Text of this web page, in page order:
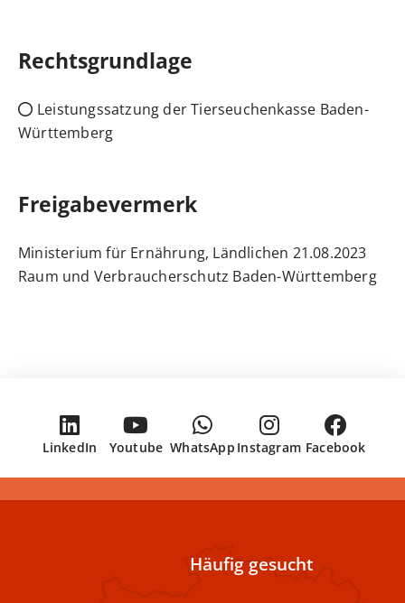
Rechtsgrundlage
Leistungssatzung der Tierseuchenkasse Baden-
Württemberg
Freigabevermerk
21.08.2023 Ministerium für Ernährung, Ländlichen
Raum und Verbraucherschutz Baden-Württemberg
Facebook
Instagram
WhatsApp
Youtube
LinkedIn
Häufig gesucht